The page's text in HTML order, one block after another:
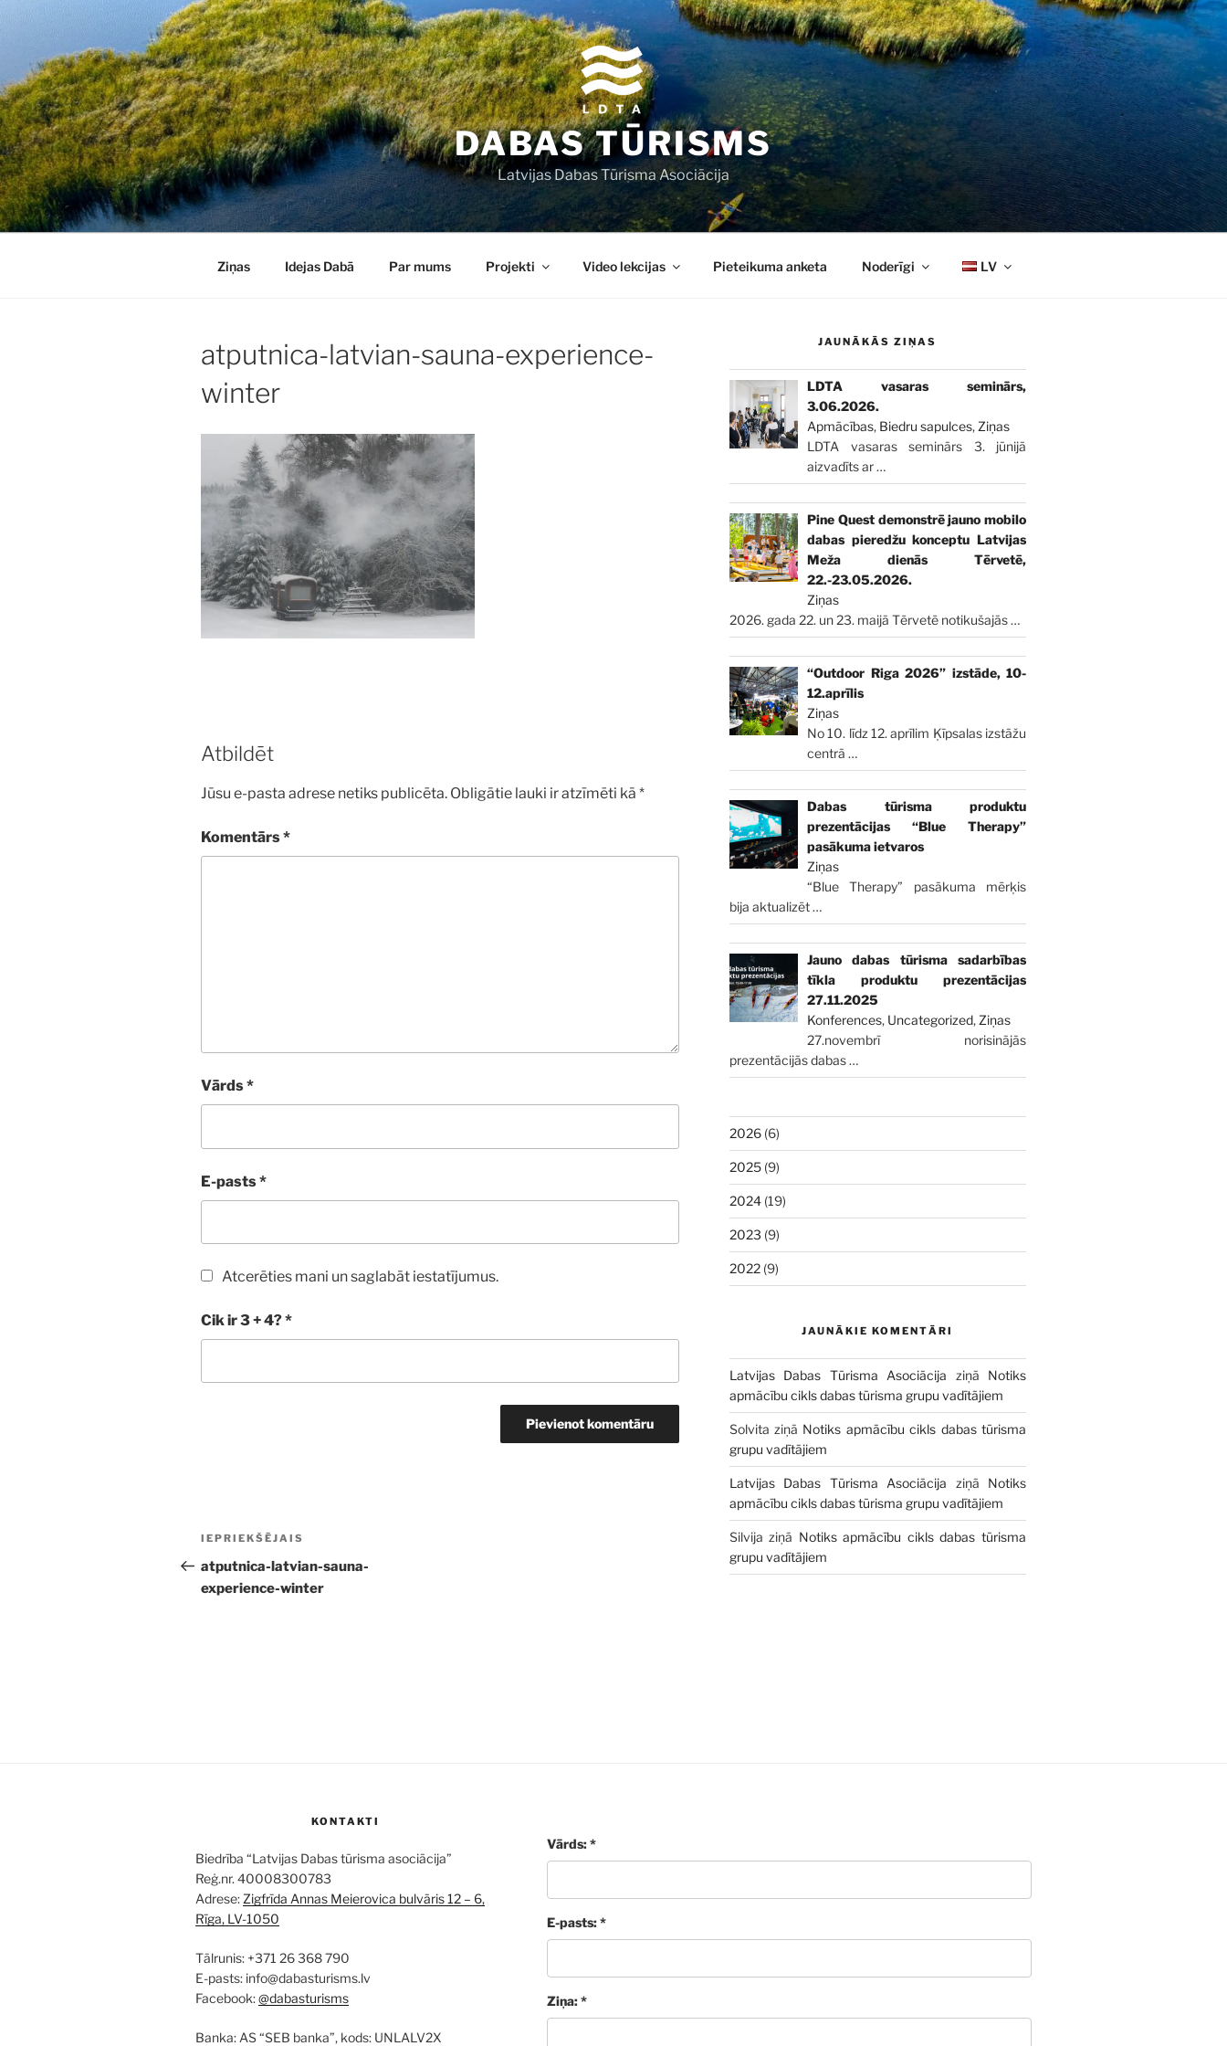
Doties
DABAS TŪRISMS
Latvijas Dabas Tūrisma Asociācija
Ziņas Idejas Dabā Par mums Projekti Video lekcijas Pieteikuma anketa Noderīgi LV
atputnica-latvian-sauna-experience-
winter
Atbildēt
Jūsu e-pasta adrese netiks publicēta. Obligātie lauki ir atzīmēti kā *
Komentārs*
Vārds*
E-pasts*
Atcerēties mani un saglabāt iestatījumus.
Cik ir 3 + 4?*
Ziņu
izvēlne
Iepriekšējā
ziņa:
IEPRIEKŠĒJAIS
atputnica-latvian-sauna-
experience-winter
JAUNĀKĀS ZIŅAS
LDTA vasaras seminārs,
3.06.2026.
Apmācības, Biedru sapulces, Ziņas
LDTA vasaras seminārs 3. jūnijā
aizvadīts ar…
Pine Quest demonstrē jauno mobilo
dabas pieredžu konceptu Latvijas
Meža dienās Tērvetē,
22.-23.05.2026.
Ziņas
2026. gada 22. un 23. maijā Tērvetē notikušajās…
“Outdoor Riga 2026” izstāde, 10-
12.aprīlis
Ziņas
No 10. līdz 12. aprīlim Ķīpsalas izstāžu
centrā…
Dabas tūrisma produktu
prezentācijas “Blue Therapy”
pasākuma ietvaros
Ziņas
“Blue Therapy” pasākuma mērķis
bija aktualizēt…
Jauno dabas tūrisma sadarbības
tīkla produktu prezentācijas
27.11.2025
Konferences, Uncategorized, Ziņas
27.novembrī norisinājās
prezentācijās dabas…
2026(6)
2025(9)
2024(19)
2023 (9)
2022(9)
JAUNĀKIE KOMENTĀRI
Latvijas Dabas Tūrisma Asociācija ziņā Notiks
apmācību cikls dabas tūrisma grupu vadītājiem
Solvita ziņā Notiks apmācību cikls dabas tūrisma
grupu vadītājiem
Latvijas Dabas Tūrisma Asociācija ziņā Notiks
apmācību cikls dabas tūrisma grupu vadītājiem
Silvija ziņā Notiks apmācību cikls dabas tūrisma
grupu vadītājiem
KONTAKTI
Biedrība “Latvijas Dabas tūrisma asociācija”
Reģ.nr. 40008300783
Adrese: Zigfrīda Annas Meierovica bulvāris 12 – 6,
Rīga, LV-1050
Tālrunis: +371 26 368 790
E-pasts: info@dabasturisms.lv
Facebook:@dabasturisms
Banka: AS “SEB banka”, kods: UNLALV2X
Vārds: *
E-pasts: *
Ziņa: *